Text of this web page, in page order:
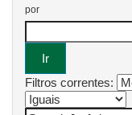
por
Filtros correntes: